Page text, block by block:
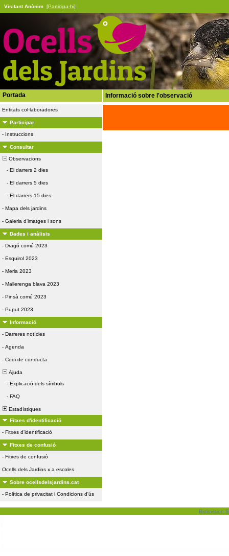
Visitant Anònim [Participa-hi]
Portada
Entitats col·laboradores
Participar
- Instruccions
Consultar
Observacions
- El darrers 2 dies
- El darrers 5 dies
- El darrers 15 dies
- Mapa dels jardins
- Galeria d'imatges i sons
Dades i anàlisis
- Dragó comú 2023
- Esquirol 2023
- Merla 2023
- Mallerenga blava 2023
- Pinsà comú 2023
- Puput 2023
Informació
- Darreres notícies
- Agenda
- Codi de conducta
Ajuda
- Explicació dels símbols
- FAQ
Estadístiques
Fitxes d'identificació
- Fitxes d'identificació
Fitxes de confusió
- Fitxes de confusió
Ocells dels Jardins x a escoles
Sobre ocellsdelsjardins.cat
- Política de privacitat i Condicions d'ús
Informació sobre l'observació
Biolovision